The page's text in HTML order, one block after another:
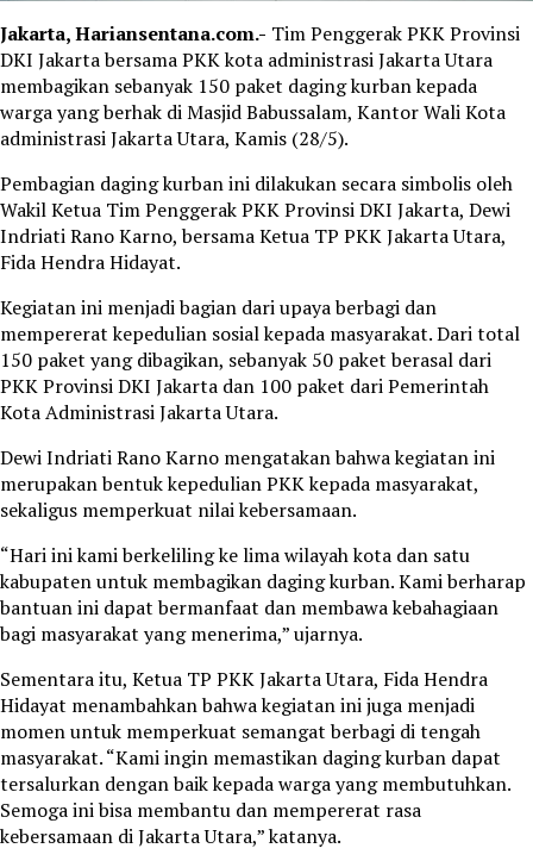
Jakarta, Hariansentana.com.- Tim Penggerak PKK Provinsi
DKI Jakarta bersama PKK kota administrasi Jakarta Utara
membagikan sebanyak 150 paket daging kurban kepada
warga yang berhak di Masjid Babussalam, Kantor Wali Kota
administrasi Jakarta Utara, Kamis (28/5).
Pembagian daging kurban ini dilakukan secara simbolis oleh
Wakil Ketua Tim Penggerak PKK Provinsi DKI Jakarta, Dewi
Indriati Rano Karno, bersama Ketua TP PKK Jakarta Utara,
Fida Hendra Hidayat.
Kegiatan ini menjadi bagian dari upaya berbagi dan
mempererat kepedulian sosial kepada masyarakat. Dari total
150 paket yang dibagikan, sebanyak 50 paket berasal dari
PKK Provinsi DKI Jakarta dan 100 paket dari Pemerintah
Kota Administrasi Jakarta Utara.
Dewi Indriati Rano Karno mengatakan bahwa kegiatan ini
merupakan bentuk kepedulian PKK kepada masyarakat,
sekaligus memperkuat nilai kebersamaan.
“Hari ini kami berkeliling ke lima wilayah kota dan satu
kabupaten untuk membagikan daging kurban. Kami berharap
bantuan ini dapat bermanfaat dan membawa kebahagiaan
bagi masyarakat yang menerima,” ujarnya.
Sementara itu, Ketua TP PKK Jakarta Utara, Fida Hendra
Hidayat menambahkan bahwa kegiatan ini juga menjadi
momen untuk memperkuat semangat berbagi di tengah
masyarakat. “Kami ingin memastikan daging kurban dapat
tersalurkan dengan baik kepada warga yang membutuhkan.
Semoga ini bisa membantu dan mempererat rasa
kebersamaan di Jakarta Utara,” katanya.